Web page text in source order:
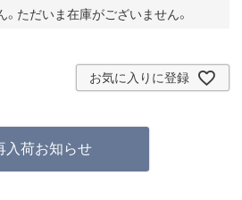
ただいま在庫がございません。
お気に入りに登録
入荷お知らせ